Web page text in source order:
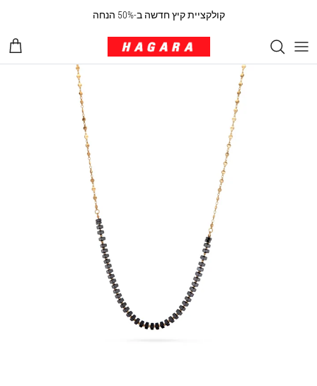
קולקציית קיץ חדשה ב-50% הנחה